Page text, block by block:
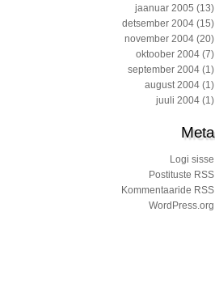
jaanuar 2005 (13)
detsember 2004 (15)
november 2004 (20)
oktoober 2004 (7)
september 2004 (1)
august 2004 (1)
juuli 2004 (1)
Meta
Logi sisse
Postituste RSS
Kommentaaride RSS
WordPress.org